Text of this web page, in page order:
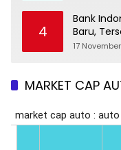
4
Bank
Baru,
17
MARKET CAP